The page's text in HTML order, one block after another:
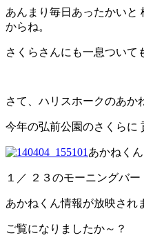
あんまり毎日あったかいと
からね。
さくらさんにも一息ついて
さて、ハリスホークのあか
今年の弘前公園のさくらに
あかねくん
１／ ２３のモーニングバー
あかねくん情報が放映され
ご覧になりましたか～？